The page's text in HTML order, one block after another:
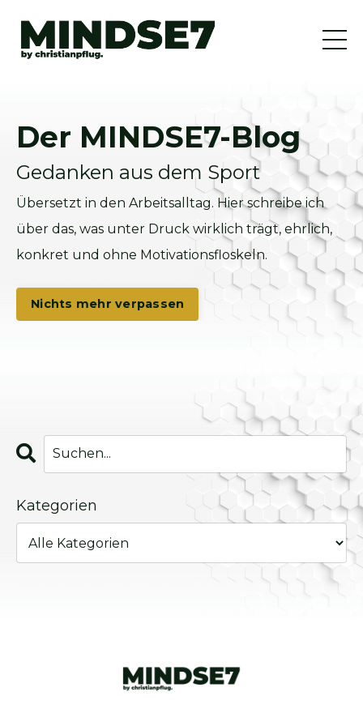
Der MINDSE7-Blog
Gedanken aus dem Sport
Übersetzt in den Arbeitsalltag. Hier schreibe ich
über das, was unter Druck wirklich trägt, ehrlich,
konkret und ohne Motivationsfloskeln.
Nichts mehr verpassen
Kategorien